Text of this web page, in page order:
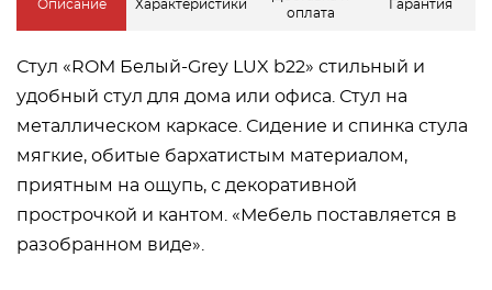
Описание Характеристики
оплата
Гарантия
Стул «ROM Белый-Grey LUX b22» стильный и
удобный стул для дома или офиса. Стул на
металлическом каркасе. Сидение и спинка стула
мягкие, обитые бархатистым материалом,
приятным на ощупь, с декоративной
прострочкой и кантом. «Мебель поставляется в
разобранном виде».